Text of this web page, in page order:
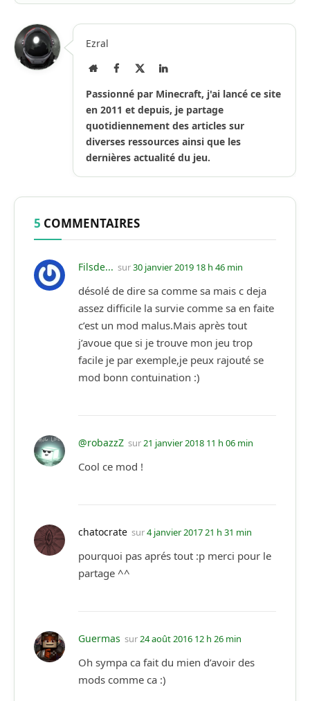
Ezral
Site
Facebook LinkedIn
Passionné par Minecraft, j'ai lancé ce site
en 2011 et depuis, je partage
quotidiennement des articles sur
diverses ressources ainsi que les
dernières actualité du jeu.
5 COMMENTAIRES
Filsde... sur30 janvier 2019 18 h 46 min
désolé de dire sa comme sa mais c deja
assez difficile la survie comme sa en faite
c’est un mod malus.Mais après tout
j’avoue que si je trouve mon jeu trop
facile je par exemple,je peux rajouté se
mod bonn contuination :)
@robazzZ sur21 janvier 2018 11 h 06 min
Cool ce mod !
chatocrate sur4 janvier 2017 21 h 31 min
pourquoi pas aprés tout :p merci pour le
partage ^^
Guermas sur24 août 2016 12 h 26 min
Oh sympa ca fait du mien d’avoir des
mods comme ca :)